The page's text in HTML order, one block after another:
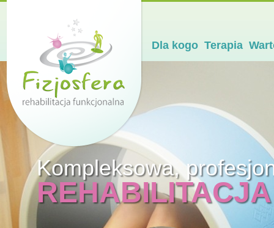
Dla kogo Terapia
Kompleksowa,
REHABILITACJA